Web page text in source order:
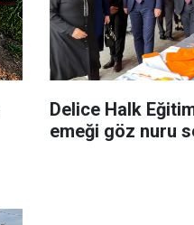
Delice Halk
emeği göz nuru